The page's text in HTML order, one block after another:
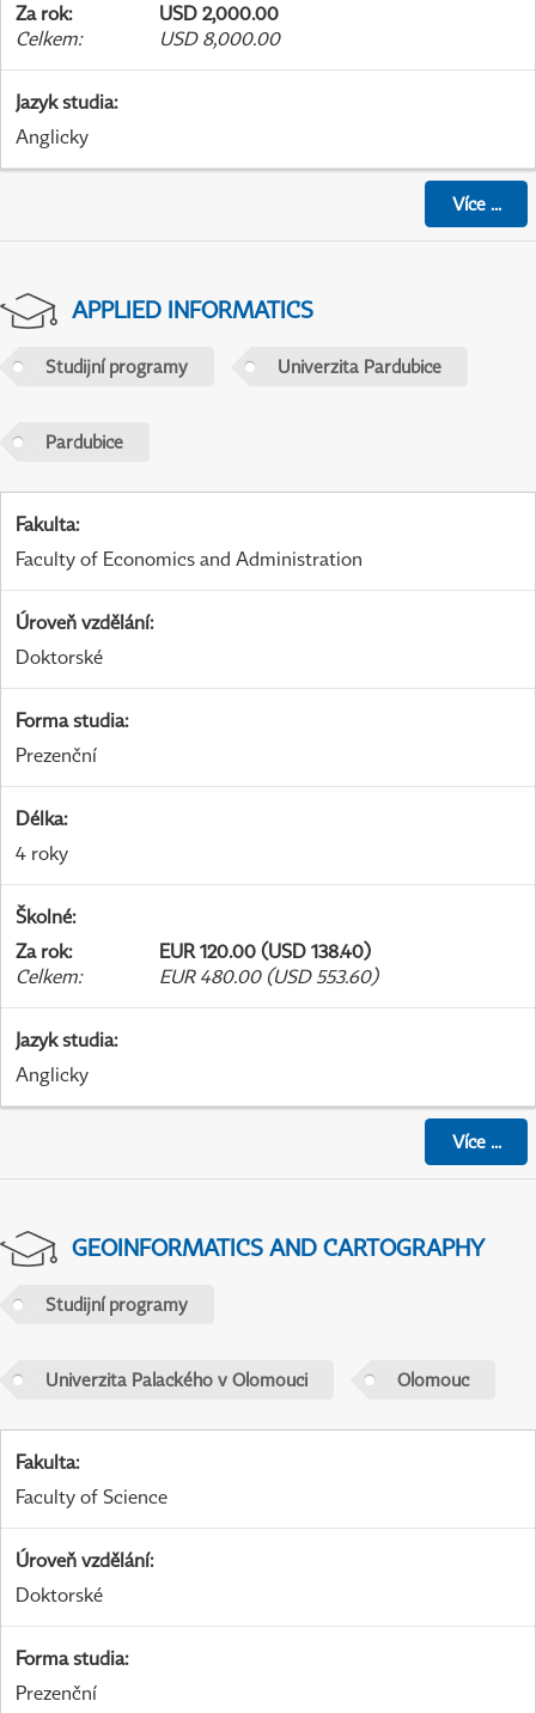
Za rok:
USD 2,000.00
Celkem: USD 8,000.00
Jazyk studia:
Anglicky
Více...
APPLIED INFORMATICS
Studijní programy Univerzita Pardubice
Pardubice
Fakulta:
Faculty of Economics and Administration
Úroveň vzdělání:
Doktorské
Forma studia:
Prezenční
Délka:
4 roky
Školné:
Za rok:
EUR 120.00 (USD 138.40)
Celkem: EUR 480.00 (USD 553.60)
Jazyk studia:
Anglicky
Více...
GEOINFORMATICS AND CARTOGRAPHY
Studijní programy
Univerzita Palackého v Olomouci Olomouc
Fakulta:
Faculty of Science
Úroveň vzdělání:
Doktorské
Forma studia:
Prezenční